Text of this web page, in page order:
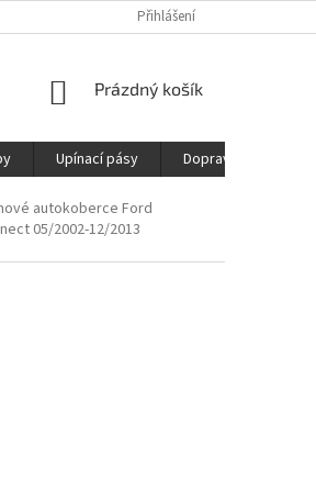
DOPRAVAPřihlášení
NÁKUPNÍ
Prázdný košík
Upínací pásy Doprava
autokoberce Ford
05/2002-12/2013